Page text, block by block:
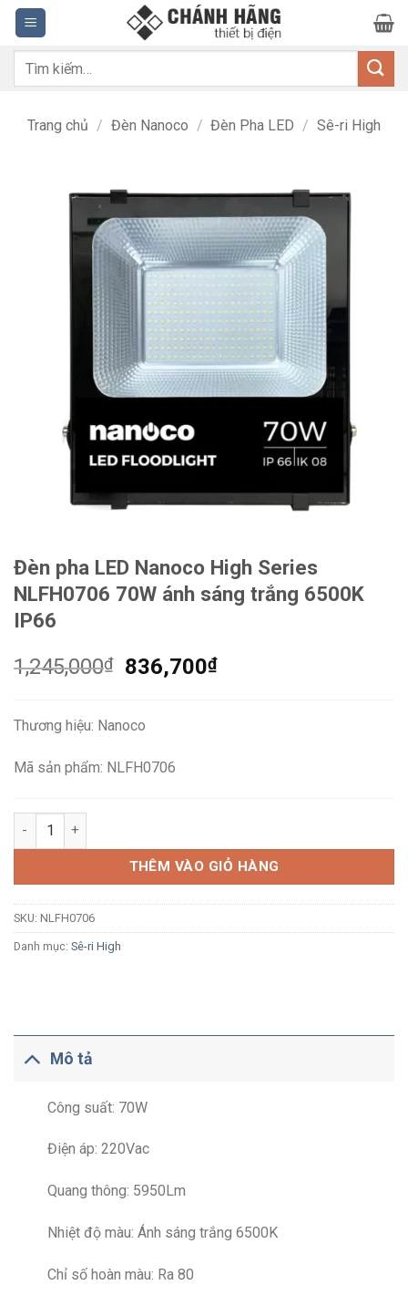
Bỏ
qua
nội
dung
Tìm
Trang chủ / Đèn Nanoco / Đèn Pha LED / Sê-ri High
Đèn pha LED Nanoco High Series
NLFH0706 70W ánh sáng trắng 6500K
IP66
1,245,000₫
Giá
1,245,000₫.
836,700₫Giá
Thương hiệu: Nanoco
Mã sản phẩm: NLFH0706
Đèn pha LED Nanoco High Series NLFH0706 70W ánh sáng
THÊM VÀO GIỎ HÀNG
SKU: NLFH0706
Danh mục: Sê-ri High
Mô tả
Công suất: 70W
Điện áp: 220Vac
Quang thông: 5950Lm
Nhiệt độ màu: Ánh sáng trắng 6500K
Chỉ số hoàn màu: Ra 80